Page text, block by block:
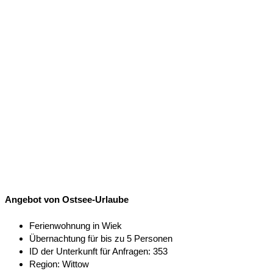
Angebot von Ostsee-Urlaube
Ferienwohnung in Wiek
Übernachtung für bis zu 5 Personen
ID der Unterkunft für Anfragen: 353
Region: Wittow